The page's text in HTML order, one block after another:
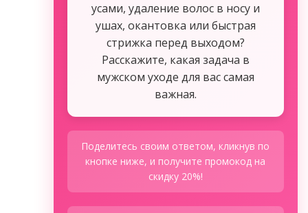
усами, удаление волос в носу и
ушах, окантовка или быстрая
стрижка перед выходом?
Расскажите, какая задача в
мужском уходе для вас самая
важная.
Поделитесь своим ответом, кликнув по
кнопке ниже, и получите промокод на
скидку 20%!